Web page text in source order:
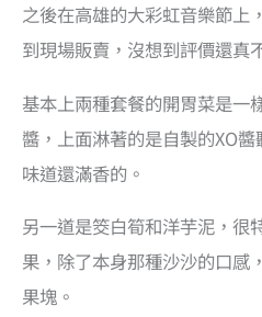
之後在高雄的大彩虹音樂節上
到現場販賣，沒想到評價還真
基本上兩種套餐的開胃菜是一
醬，上面淋著的是自製的XO
味道還滿香的。
另一道是筊白筍和洋芋泥，很
果，除了本身那種沙沙的口感
果塊。